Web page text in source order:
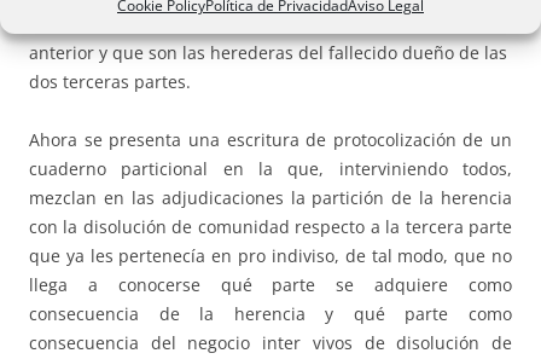
Cookie PolicyPolítica de PrivacidadAviso Legal
anterior y que son las herederas del fallecido dueño de las
dos terceras partes.
Ahora se presenta una escritura de protocolización de un
cuaderno particional en la que, interviniendo todos,
mezclan en las adjudicaciones la partición de la herencia
con la disolución de comunidad respecto a la tercera parte
que ya les pertenecía en pro indiviso, de tal modo, que no
llega a conocerse qué parte se adquiere como
consecuencia de la herencia y qué parte como
consecuencia del negocio inter vivos de disolución de